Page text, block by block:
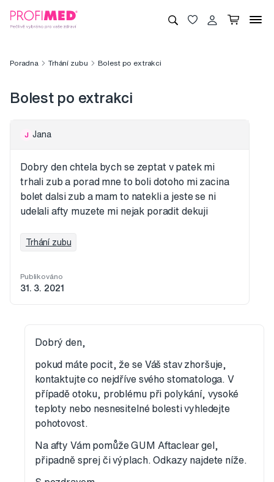
Poradna Trhání zubu Bolest po extrakci
Bolest po extrakci
J Jana
Dobry den chtela bych se zeptat v patek mi
trhali zub a porad mne to boli dotoho mi zacina
bolet dalsi zub a mam to natekli a jeste se ni
udelali afty muzete mi nejak poradit dekuji
Trhání zubu
Publikováno
31. 3. 2021
Dobrý den,
pokud máte pocit, že se Váš stav zhoršuje,
kontaktujte co nejdříve svého stomatologa. V
případě otoku, problému při polykání, vysoké
teploty nebo nesnesitelné bolesti vyhledejte
pohotovost.
Na afty Vám pomůže GUM Aftaclear gel,
připadně sprej či výplach. Odkazy najdete níže.